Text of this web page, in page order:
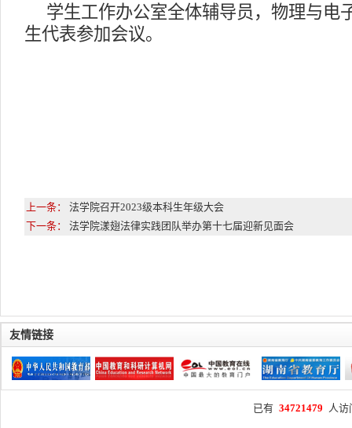
学生工作办公室全体辅导员，物理与电
生代表参加会议。
上一条： 法学院召开2023级本科生年级大会
下一条： 法学院漾翅法律实践团队举办第十七届迎新见面会
友情链接
已有 34721479 人